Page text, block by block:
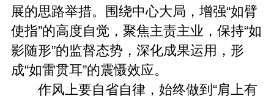
展的思路举措。围绕中心大局，增强“如臂
使指”的高度自觉，聚焦主责主业，保持“如
影随形”的监督态势，深化成果运用，形
成“如雷贯耳”的震慑效应。
作风上要自省自律，始终做到“肩上有